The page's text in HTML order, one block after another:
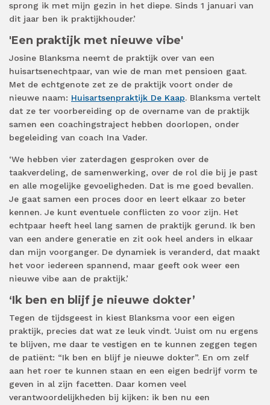
sprong ik met mijn gezin in het diepe. Sinds 1 januari van
dit jaar ben ik praktijkhouder.’
'Een praktijk met nieuwe vibe'
Josine Blanksma neemt de praktijk over van een
huisartsenechtpaar, van wie de man met pensioen gaat.
Met de echtgenote zet ze de praktijk voort onder de
nieuwe naam: Huisartsenpraktijk De Kaap. Blanksma vertelt
dat ze ter voorbereiding op de overname van de praktijk
samen een coachingstraject hebben doorlopen, onder
begeleiding van coach Ina Vader.
‘We hebben vier zaterdagen gesproken over de
taakverdeling, de samenwerking, over de rol die bij je past
en alle mogelijke gevoeligheden. Dat is me goed bevallen.
Je gaat samen een proces door en leert elkaar zo beter
kennen. Je kunt eventuele conflicten zo voor zijn. Het
echtpaar heeft heel lang samen de praktijk gerund. Ik ben
van een andere generatie en zit ook heel anders in elkaar
dan mijn voorganger. De dynamiek is veranderd, dat maakt
het voor iedereen spannend, maar geeft ook weer een
nieuwe vibe aan de praktijk.’
‘Ik ben en blijf je nieuwe dokter’
Tegen de tijdsgeest in kiest Blanksma voor een eigen
praktijk, precies dat wat ze leuk vindt. ‘Juist om nu ergens
te blijven, me daar te vestigen en te kunnen zeggen tegen
de patiënt: “Ik ben en blijf je nieuwe dokter”. En om zelf
aan het roer te kunnen staan en een eigen bedrijf vorm te
geven in al zijn facetten. Daar komen veel
verantwoordelijkheden bij kijken: ik ben nu een